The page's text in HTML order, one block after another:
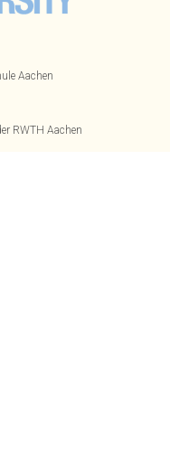
Aachen
RWTH Aachen